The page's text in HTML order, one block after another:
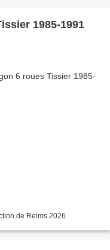
1985-1991
de Reims 2026